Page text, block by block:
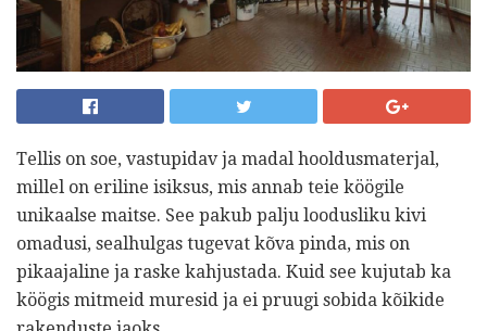
Tellis on soe, vastupidav ja madal hooldusmaterjal,
millel on eriline isiksus, mis annab teie köögile
unikaalse maitse. See pakub palju loodusliku kivi
omadusi, sealhulgas tugevat kõva pinda, mis on
pikaajaline ja raske kahjustada. Kuid see kujutab ka
köögis mitmeid muresid ja ei pruugi sobida kõikide